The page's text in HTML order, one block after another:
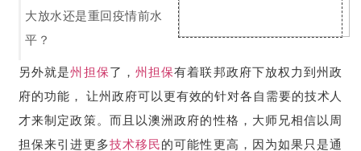
大放水还是重回疫情前水
平？
另外就是州担保了， 州担保有着联邦政府下放权力到州政
府的功能， 让州政府可以更有效的针对各自需要的技术人
才来制定政策。而且以澳洲政府的性格，大师兄相信以周
担保来引进更多技术移民的可能性更高，因为如果只是通